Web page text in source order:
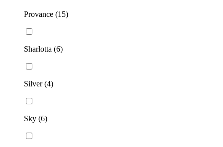
Provance (15)
Sharlotta (6)
Silver (4)
Sky (6)